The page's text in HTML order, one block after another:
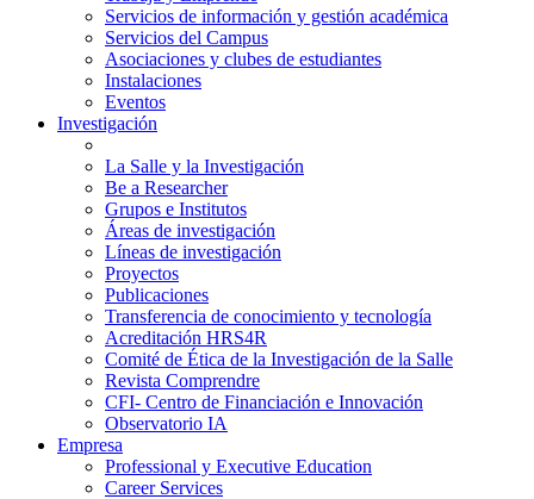
Servicios de información y gestión académica
Servicios del Campus
Asociaciones y clubes de estudiantes
Instalaciones
Eventos
Investigación
La Salle y la Investigación
Be a Researcher
Grupos e Institutos
Áreas de investigación
Líneas de investigación
Proyectos
Publicaciones
Transferencia de conocimiento y tecnología
Acreditación HRS4R
Comité de Ética de la Investigación de la Salle
Revista Comprendre
CFI- Centro de Financiación e Innovación
Observatorio IA
Empresa
Professional y Executive Education
Career Services